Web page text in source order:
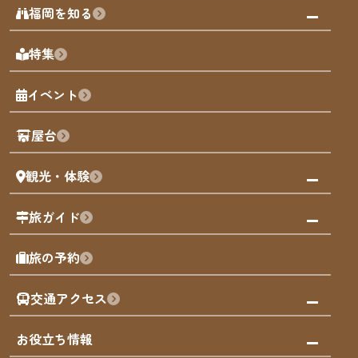
みんなの旅行記
天神エリア
博多旧市街
福岡城
歴史・文化
福岡を知る
福岡の見どころ
福岡の魅力
観光カレンダー
観光PR動画
まち歩き
福岡グルメ
福岡を楽しむ
福岡のアート
福岡のナイトタイム
福岡の歴史・文化
サステナブルツーリズム
特集
イベント
屋台
観光・体験
観る・遊ぶ
屋台
買う
体験
泊まる
旅ガイド
モデルコース
AIおまかせコース
オリジナルプラン
みんなの旅行記
旅の予約
交通アクセス
市内交通ガイド
お役立ち情報